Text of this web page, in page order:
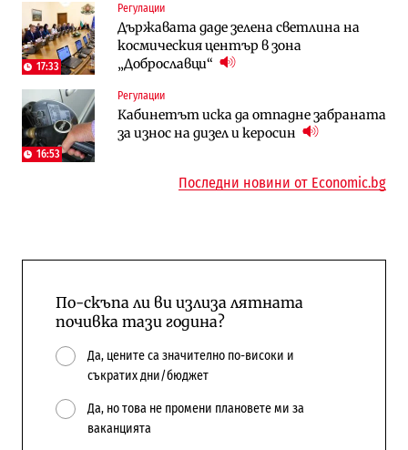
17:33
Регулации
Държавата даде зелена светлина на
космическия център в зона
„Доброславци“
16:53
Регулации
Кабинетът иска да отпадне забраната
за износ на дизел и керосин
Общините вече зависят от
централната власт за 75% от
бюджетите си
Последни дни с обозначаване на цените
в лева: Какво предстои?
Жилищата в България поскъпват при
намаляващо население и все повече
сгради
А1 отново е лидер при технологичните
компании и системните интегратори
Последни новини от Economic.bg
По-скъпа ли ви излиза лятната
почивка тази година?
Да, цените са значително по-високи и
съкратих дни/бюджет
Да, но това не промени плановете ми за
ваканцията